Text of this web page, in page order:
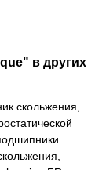
в других
скольжения,